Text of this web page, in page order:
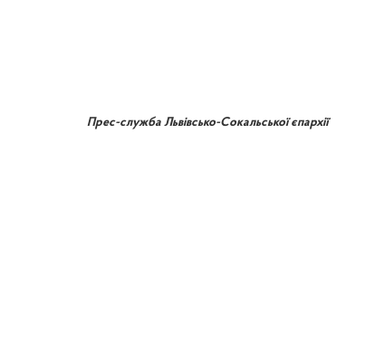
Прес-служба Львівсько-Сокальської єпархії